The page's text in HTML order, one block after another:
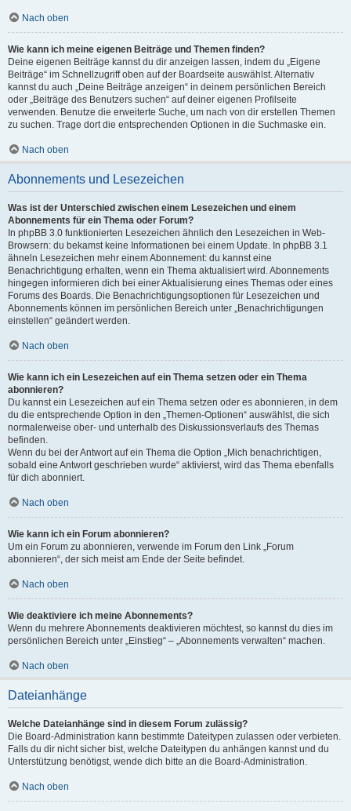
Nach oben
Wie kann ich meine eigenen Beiträge und Themen finden?
Deine eigenen Beiträge kannst du dir anzeigen lassen, indem du „Eigene
Beiträge“ im Schnellzugriff oben auf der Boardseite auswählst. Alternativ
kannst du auch „Deine Beiträge anzeigen“ in deinem persönlichen Bereich
oder „Beiträge des Benutzers suchen“ auf deiner eigenen Profilseite
verwenden. Benutze die erweiterte Suche, um nach von dir erstellen Themen
zu suchen. Trage dort die entsprechenden Optionen in die Suchmaske ein.
Nach oben
Abonnements und Lesezeichen
Was ist der Unterschied zwischen einem Lesezeichen und einem
Abonnements für ein Thema oder Forum?
In phpBB 3.0 funktionierten Lesezeichen ähnlich den Lesezeichen in Web-
Browsern: du bekamst keine Informationen bei einem Update. In phpBB 3.1
ähneln Lesezeichen mehr einem Abonnement: du kannst eine
Benachrichtigung erhalten, wenn ein Thema aktualisiert wird. Abonnements
hingegen informieren dich bei einer Aktualisierung eines Themas oder eines
Forums des Boards. Die Benachrichtigungsoptionen für Lesezeichen und
Abonnements können im persönlichen Bereich unter „Benachrichtigungen
einstellen“ geändert werden.
Nach oben
Wie kann ich ein Lesezeichen auf ein Thema setzen oder ein Thema
abonnieren?
Du kannst ein Lesezeichen auf ein Thema setzen oder es abonnieren, in dem
du die entsprechende Option in den „Themen-Optionen“ auswählst, die sich
normalerweise ober- und unterhalb des Diskussionsverlaufs des Themas
befinden.
Wenn du bei der Antwort auf ein Thema die Option „Mich benachrichtigen,
sobald eine Antwort geschrieben wurde“ aktivierst, wird das Thema ebenfalls
für dich abonniert.
Nach oben
Wie kann ich ein Forum abonnieren?
Um ein Forum zu abonnieren, verwende im Forum den Link „Forum
abonnieren“, der sich meist am Ende der Seite befindet.
Nach oben
Wie deaktiviere ich meine Abonnements?
Wenn du mehrere Abonnements deaktivieren möchtest, so kannst du dies im
persönlichen Bereich unter „Einstieg“ – „Abonnements verwalten“ machen.
Nach oben
Dateianhänge
Welche Dateianhänge sind in diesem Forum zulässig?
Die Board-Administration kann bestimmte Dateitypen zulassen oder verbieten.
Falls du dir nicht sicher bist, welche Dateitypen du anhängen kannst und du
Unterstützung benötigst, wende dich bitte an die Board-Administration.
Nach oben